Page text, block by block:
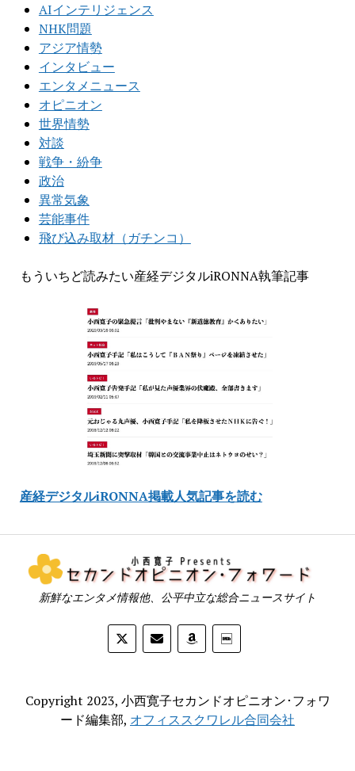
AIインテリジェンス
NHK問題
アジア情勢
インタビュー
エンタメニュース
オピニオン
世界情勢
対談
戦争・紛争
政治
異常気象
芸能事件
飛び込み取材（ガチンコ）
もういちど読みたい産経デジタルiRONNA執筆記事
産経デジタルiRONNA掲載人気記事を読む
新鮮なエンタメ情報他、公平中立な総合ニュースサイト
Copyright 2023, 小西寛子セカンドオピニオン･フォワ
ード編集部, オフィススクワレル合同会社